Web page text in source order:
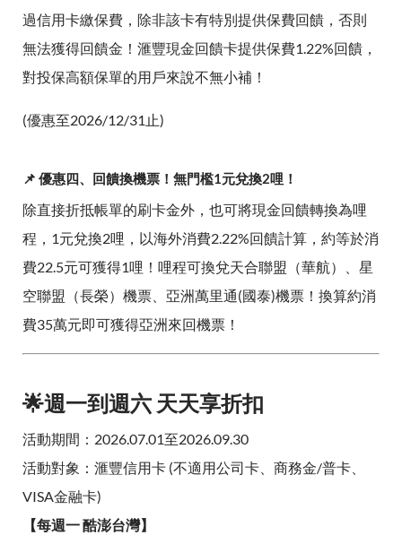
過信用卡繳保費，除非該卡有特別提供保費回饋，否則
無法獲得回饋金！滙豐現金回饋卡提供保費1.22%回饋，
對投保高額保單的用戶來說不無小補！
(優惠至2026/12/31止)
📌 優惠四、回饋換機票！無門檻1元兌換2哩！
除直接折抵帳單的刷卡金外，也可將現金回饋轉換為哩
程，1元兌換2哩，以海外消費2.22%回饋計算，約等於消
費22.5元可獲得1哩！哩程可換兌天合聯盟（華航）、星
空聯盟（長榮）機票、亞洲萬里通(國泰)機票！換算約消
費35萬元即可獲得亞洲來回機票！
🌟週一到週六 天天享折扣
活動期間：2026.07.01至2026.09.30
活動對象：滙豐信用卡 (不適用公司卡、商務金/普卡、
VISA金融卡)
【每週一 酷澎台灣】